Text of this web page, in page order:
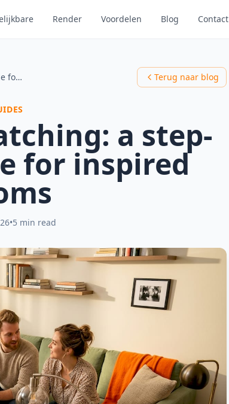
Render Voordelen Blog Contact
Lamp style matching: a step-by-step guide for inspired rooms Terug naar blog
a step-
for inspired
•5 min read